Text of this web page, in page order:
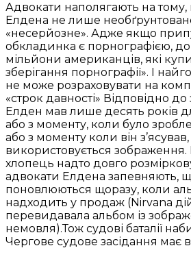
Адвокати наполягають на
Елдена не лише
«несерйозне». Адже якщо
обкладинка є порнографією,
мільйони американців, які
зберігання порнографії». І
не може розраховувати на
«строк давності» Відповідно
Елден мав лише десять років
або з моменту, коли було
або з моменту коли він
використовується
хлопець надто довго
адвокати Елдена запевняють,
поновлюються щоразу, коли
надходить у продаж (Nirvana
перевидавала альбом із
немовля).Тож судові баталії
Чергове судове засідання має